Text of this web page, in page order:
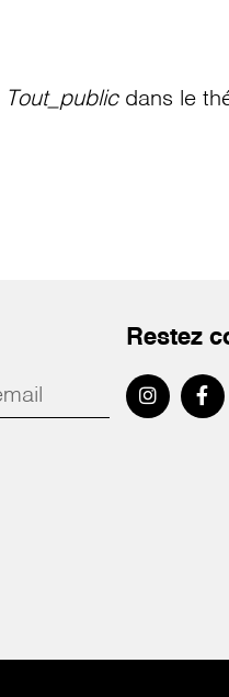
Tout_publicdans le
Restez